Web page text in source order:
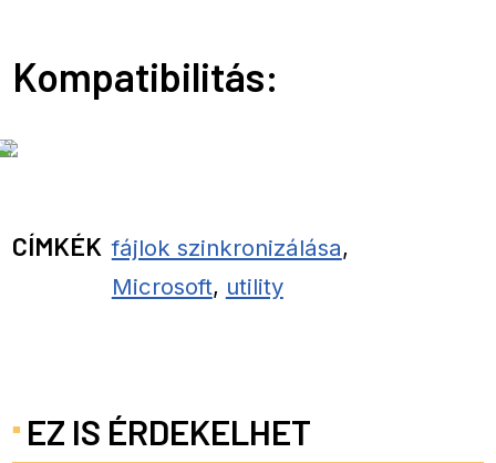
Kompatibilitás:
CÍMKÉK fájlok szinkronizálása,
Microsoft, utility
EZ IS ÉRDEKELHET